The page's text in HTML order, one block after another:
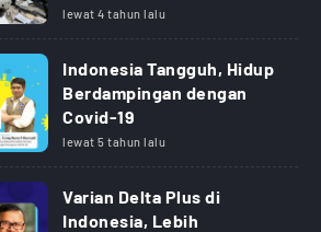
lewat 4 tahun lalu
Indonesia Tangguh, Hidup
Berdampingan dengan
Covid-19
lewat 5 tahun lalu
Varian Delta Plus di
Indonesia, Lebih